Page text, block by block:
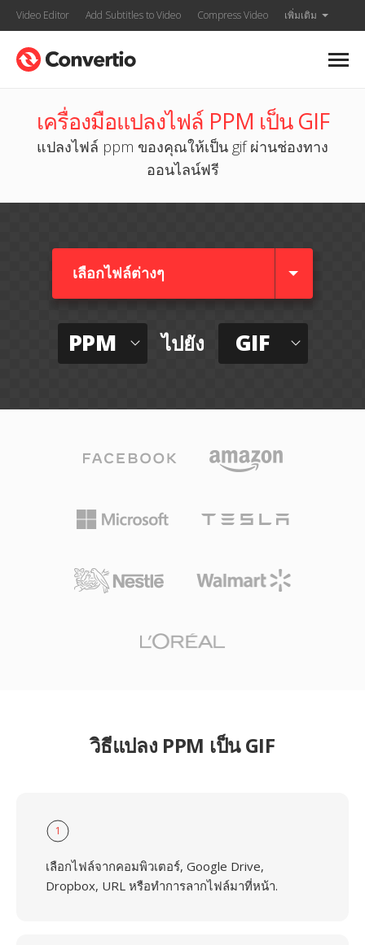
Video Editor Add Subtitles to Video Compress Video เพิ่มเติม
เครื่องมือแปลงไฟล์ PPM เป็น GIF
แปลงไฟล์ ppm ของคุณให้เป็น gif ผ่านช่องทาง
ออนไลน์ฟรี
เลือกไฟล์ต่างๆ​
PPM ไปยัง GIF
วิธีแปลง PPM เป็น GIF
1
เลือกไฟล์จากคอมพิวเตอร์, Google Drive,
Dropbox, URL หรือทำการลากไฟล์มาที่หน้า.